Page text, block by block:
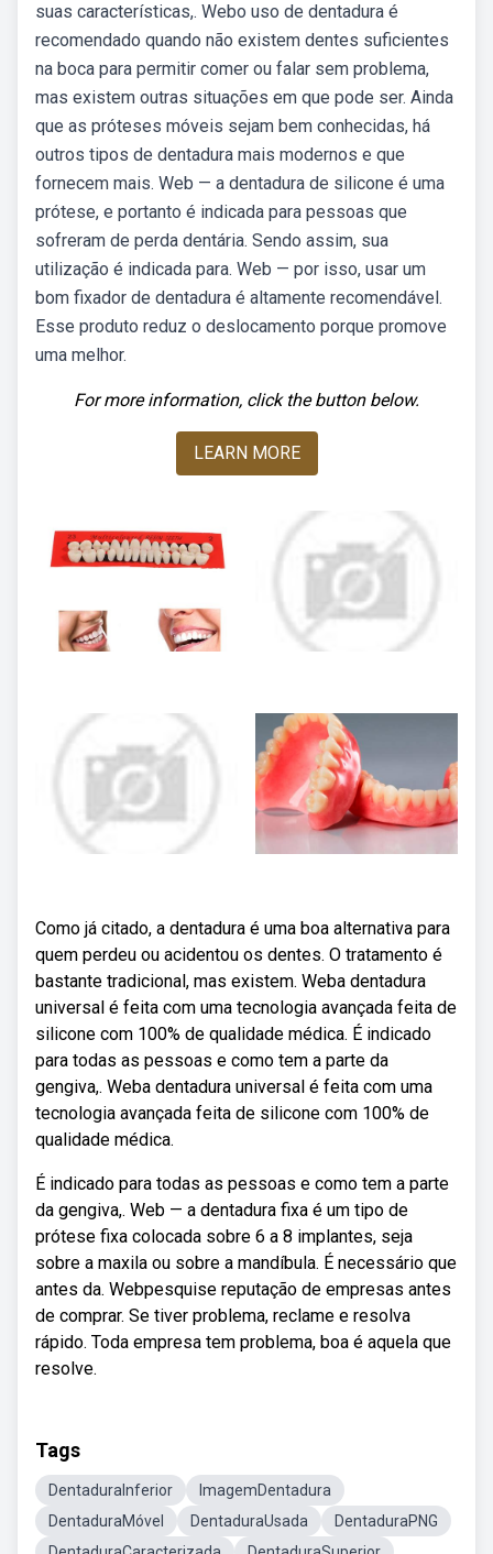
suas características,. Webo uso de dentadura é
recomendado quando não existem dentes suficientes
na boca para permitir comer ou falar sem problema,
mas existem outras situações em que pode ser. Ainda
que as próteses móveis sejam bem conhecidas, há
outros tipos de dentadura mais modernos e que
fornecem mais. Web — a dentadura de silicone é uma
prótese, e portanto é indicada para pessoas que
sofreram de perda dentária. Sendo assim, sua
utilização é indicada para. Web — por isso, usar um
bom fixador de dentadura é altamente recomendável.
Esse produto reduz o deslocamento porque promove
uma melhor.
For more information, click the button below.
LEARN MORE
Como já citado, a dentadura é uma boa alternativa para
quem perdeu ou acidentou os dentes. O tratamento é
bastante tradicional, mas existem. Weba dentadura
universal é feita com uma tecnologia avançada feita de
silicone com 100% de qualidade médica. É indicado
para todas as pessoas e como tem a parte da
gengiva,. Weba dentadura universal é feita com uma
tecnologia avançada feita de silicone com 100% de
qualidade médica.
É indicado para todas as pessoas e como tem a parte
da gengiva,. Web — a dentadura fixa é um tipo de
prótese fixa colocada sobre 6 a 8 implantes, seja
sobre a maxila ou sobre a mandíbula. É necessário que
antes da. Webpesquise reputação de empresas antes
de comprar. Se tiver problema, reclame e resolva
rápido. Toda empresa tem problema, boa é aquela que
resolve.
Tags
DentaduraInferior
ImagemDentadura
DentaduraMóvel
DentaduraUsada
DentaduraPNG